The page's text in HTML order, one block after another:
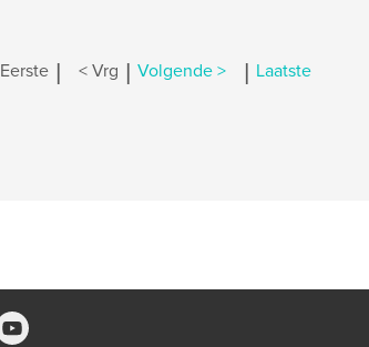
Eerste | < Vrg | Volgende > | Laatste